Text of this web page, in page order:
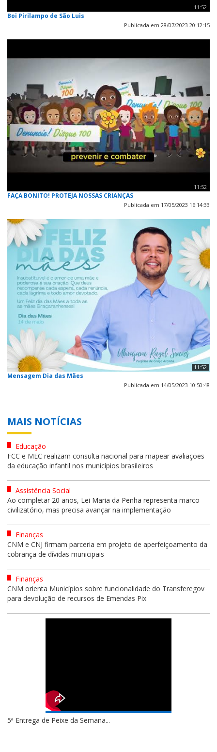
11:52
Boi Pirilampo de São Luis
Publicada em 28/07/2023 20:12:15
11:52
FAÇA BONITO! PROTEJA NOSSAS CRIANÇAS
Publicada em 17/05/2023 16:14:33
11:52
Mensagem Dia das Mães
Publicada em 14/05/2023 10:50:48
MAIS NOTÍCIAS
Educação
FCC e MEC realizam consulta nacional para mapear avaliações
da educação infantil nos municípios brasileiros
Assistência Social
Ao completar 20 anos, Lei Maria da Penha representa marco
civilizatório, mas precisa avançar na implementação
Finanças
CNM e CNJ firmam parceria em projeto de aperfeiçoamento da
cobrança de dívidas municipais
Finanças
CNM orienta Municípios sobre funcionalidade do Transferegov
para devolução de recursos de Emendas Pix
5ª Entrega de Peixe da Semana...